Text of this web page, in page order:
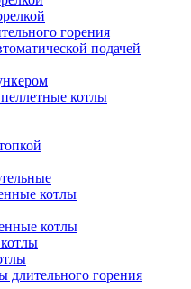
горения
подачей
котлы
котлы
котлы
горения